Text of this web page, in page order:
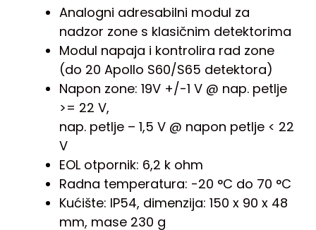
Analogni adresabilni modul za
nadzor zone s klasičnim detektorima
Modul napaja i kontrolira rad zone
(do 20 Apollo S60/S65 detektora)
Napon zone: 19V +/-1 V @ nap. petlje
>= 22 V,
nap. petlje – 1,5 V @ napon petlje < 22
V
EOL otpornik: 6,2 k ohm
Radna temperatura: -20 °C do 70 °C
Kućište: IP54, dimenzija: 150 x 90 x 48
mm, mase 230 g